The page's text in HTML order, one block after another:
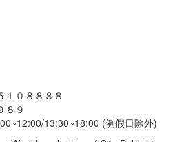
１０８８８８
８９
13:30~18:00 (例假日除外)